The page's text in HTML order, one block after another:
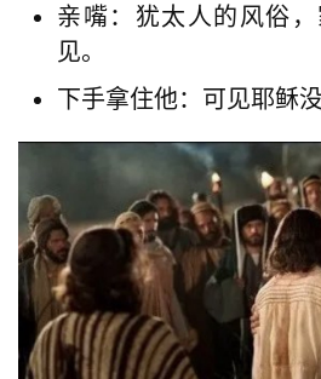
亲嘴：犹太人的风俗
见。
下手拿住他：可见耶稣